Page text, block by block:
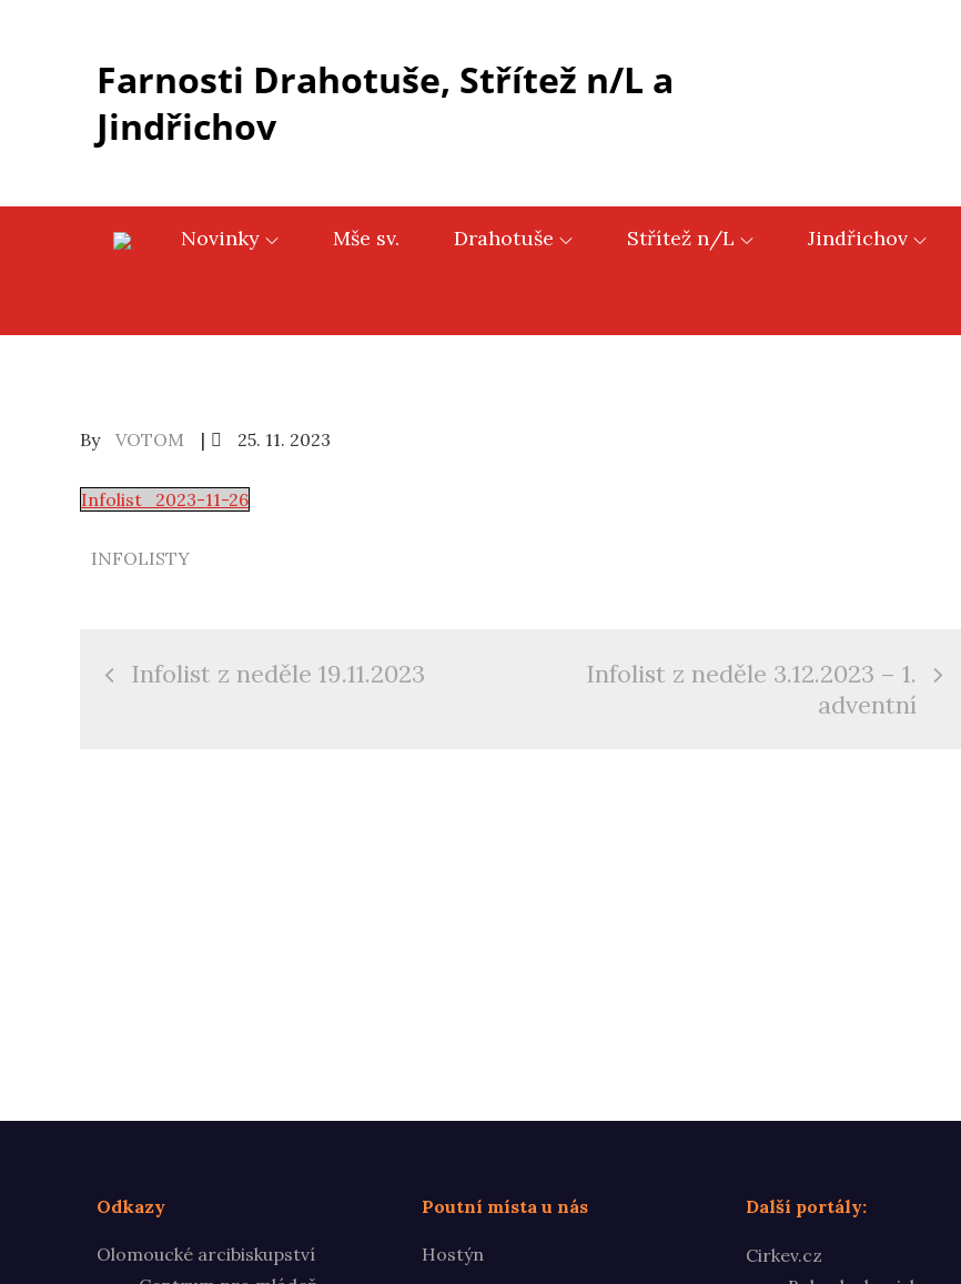
Farnosti Drahotuše, Střítež n/L a
Jindřichov
Novinky Mše sv. Drahotuše Střítež n/L Jindřichov
By VOTOM
Posted
25. 11. 2023
Infolist_2023-11-26
INFOLISTY
Navigace
Infolist z neděle 19.11.2023
Infolist z neděle 3.12.2023 – 1.
adventní
Odkazy
Olomoucké arcibiskupství
Poutní místa u nás
Hostýn
Další portály:
Cirkev.cz